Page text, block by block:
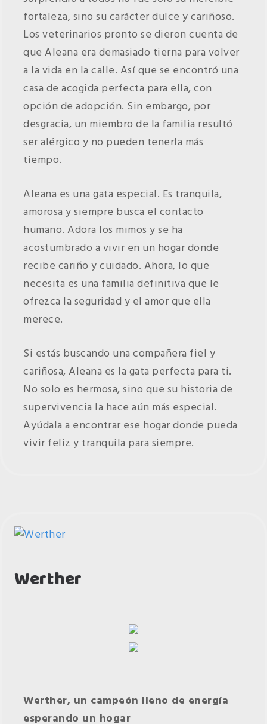
fortaleza, sino su carácter dulce y cariñoso.
Los veterinarios pronto se dieron cuenta de
que Aleana era demasiado tierna para volver
a la vida en la calle. Así que se encontró una
casa de acogida perfecta para ella, con
opción de adopción. Sin embargo, por
desgracia, un miembro de la familia resultó
ser alérgico y no pueden tenerla más
tiempo.
Aleana es una gata especial. Es tranquila,
amorosa y siempre busca el contacto
humano. Adora los mimos y se ha
acostumbrado a vivir en un hogar donde
recibe cariño y cuidado. Ahora, lo que
necesita es una familia definitiva que le
ofrezca la seguridad y el amor que ella
merece.
Si estás buscando una compañera fiel y
cariñosa, Aleana es la gata perfecta para ti.
No solo es hermosa, sino que su historia de
supervivencia la hace aún más especial.
Ayúdala a encontrar ese hogar donde pueda
vivir feliz y tranquila para siempre.
Werther
Werther, un campeón lleno de energía
esperando un hogar